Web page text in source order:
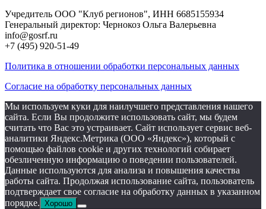
Учредитель ООО "Клуб регионов", ИНН 6685155934
Генеральный директор: Чернокоз Ольга Валерьевна
info@gosrf.ru
+7 (495) 920-51-49
Политика в отношении обработки персональных данных
Согласие на обработку персональных данных
Мы используем куки для наилучшего представления нашего
сайта. Если Вы продолжите использовать сайт, мы будем
считать что Вас это устраивает. Сайт использует сервис веб-
аналитики Яндекс.Метрика (ООО «Яндекс»), который с
помощью файлов cookie и других технологий собирает
обезличенную информацию о поведении пользователей.
Данные используются для анализа и повышения качества
работы сайта. Продолжая использование сайта, пользователь
подтверждает свое согласие на обработку данных в указанном
порядке. Хорошо